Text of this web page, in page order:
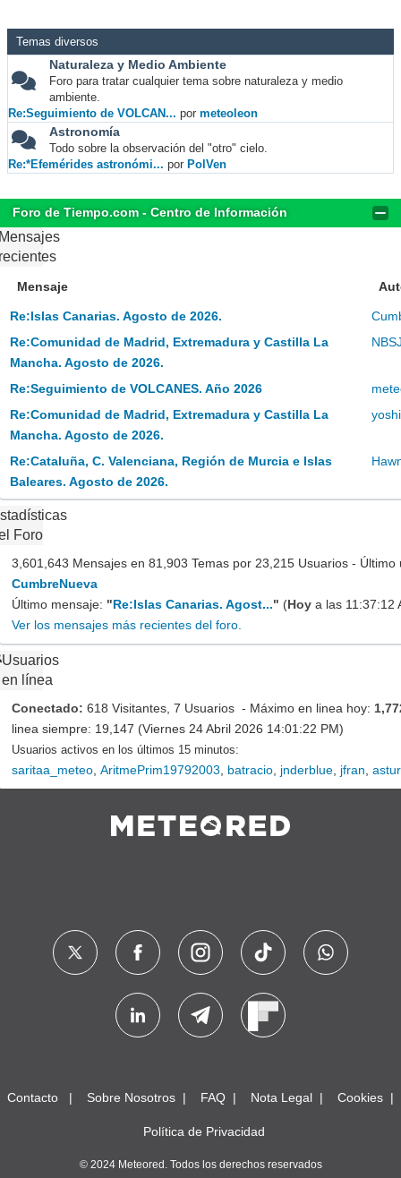
Temas diversos
Naturaleza y Medio Ambiente
Foro para tratar cualquier tema sobre naturaleza y medio
ambiente.
Re:Seguimiento de VOLCAN... por meteoleon
Astronomía
Todo sobre la observación del "otro" cielo.
Re:*Efemérides astronómi... por PolVen
Foro de Tiempo.com - Centro de Información
Mensaje
Re:Islas Canarias. Agosto de 2026.
Re:Comunidad de Madrid, Extremadura y Castilla La
Mancha. Agosto de 2026.
Re:Seguimiento de VOLCANES. Año 2026
Re:Comunidad de Madrid, Extremadura y Castilla La
Mancha. Agosto de 2026.
Re:Cataluña, C. Valenciana, Región de Murcia e Islas
Baleares. Agosto de 2026.
Foro
3,601,643 Mensajes en 81,903 Temas por 23,215 Usuarios - Último
CumbreNueva
Último mensaje: "Re:Islas Canarias. Agost..." (Hoy a las 11:37:12
Ver los mensajes más recientes del foro.
Usuarios
en línea
Conectado: 618 Visitantes, 7 Usuarios - Máximo en linea hoy:
linea siempre: 19,147 (Viernes 24 Abril 2026 14:01:22 PM)
Usuarios activos en los últimos 15 minutos:
saritaa_meteo AritmePrim19792003 batracio jnderblue jfran
Contacto Sobre Nosotros FAQ Nota Legal Cookies
Política de Privacidad
© 2024 Meteored. Todos los derechos reservados